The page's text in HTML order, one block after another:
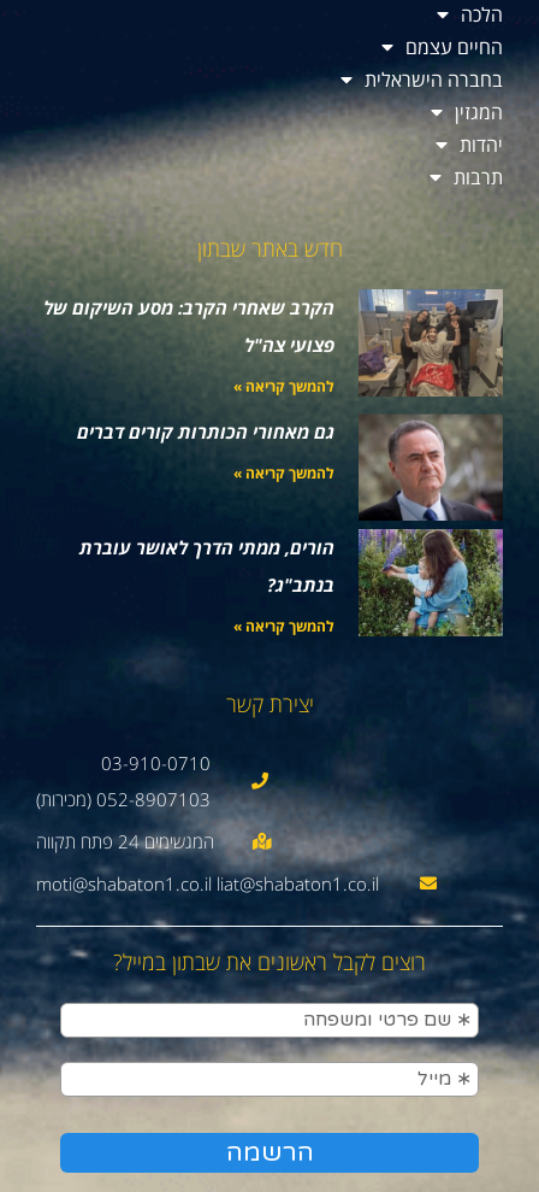
הלכה
החיים עצמם
בחברה הישראלית
המגזין
יהדות
תרבות
חדש באתר שבתון
הקרב שאחרי הקרב: מסע השיקום של
פצועי צה"ל
להמשך קריאה »
גם מאחורי הכותרות קורים דברים
להמשך קריאה »
הורים, ממתי הדרך לאושר עוברת
בנתב"ג?
להמשך קריאה »
יצירת קשר
03-910-0710
052-8907103 (מכירות)
moti@shabaton1.co.il liat@shabaton1.co.il
רוצים לקבל ראשונים את שבתון במייל?